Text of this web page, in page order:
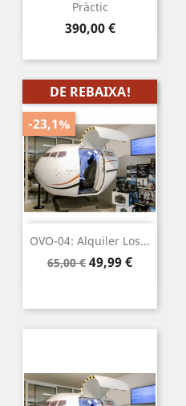
Pràctic
Preu
390,00 €
OVO-04: Alquiler Los...
Preu
65,00 € Preu
49,99 €
DE REBAIXA!
-23,1%